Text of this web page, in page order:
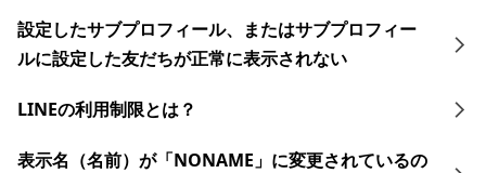
設定したサブプロフィール、またはサブプロフィー
ルに設定した友だちが正常に表示されない
LINEの利用制限とは？
表示名（名前）が「NONAME」に変更されているの